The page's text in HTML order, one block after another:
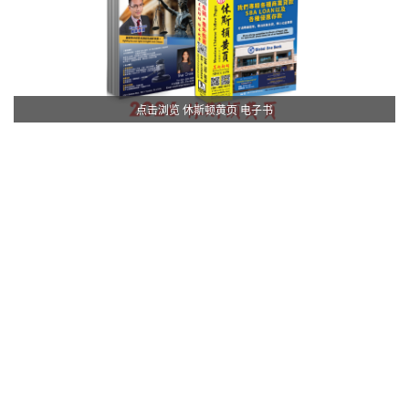
点击浏览 休斯顿黄页 电子书